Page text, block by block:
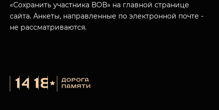
«Сохранить участника ВОВ» на главной странице
сайта. Анкеты, направленные по электронной почте -
не рассматриваются.